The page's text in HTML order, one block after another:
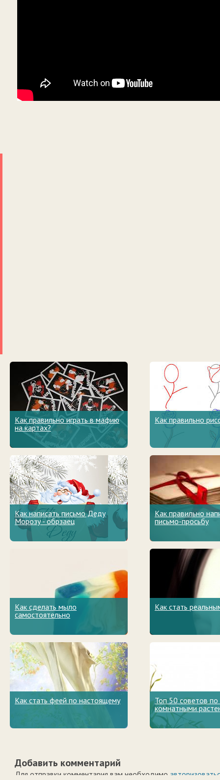
Как правильно играть в мафию
на картах?
Как правильно
Как написать письмо Деду
Морозу - обрзаец
Как правильно
письмо-просьбу
Как сделать мыло
самостоятельно
Как стать
Как стать феей по настоящему
Топ 50 советов по
комнатными
Добавить комментарий
Для отправки комментария вам необходимо